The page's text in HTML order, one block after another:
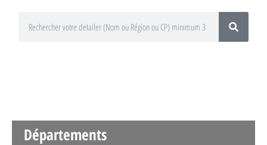
Départements